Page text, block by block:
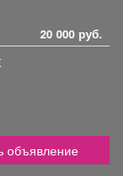
20 000 руб.
объявление